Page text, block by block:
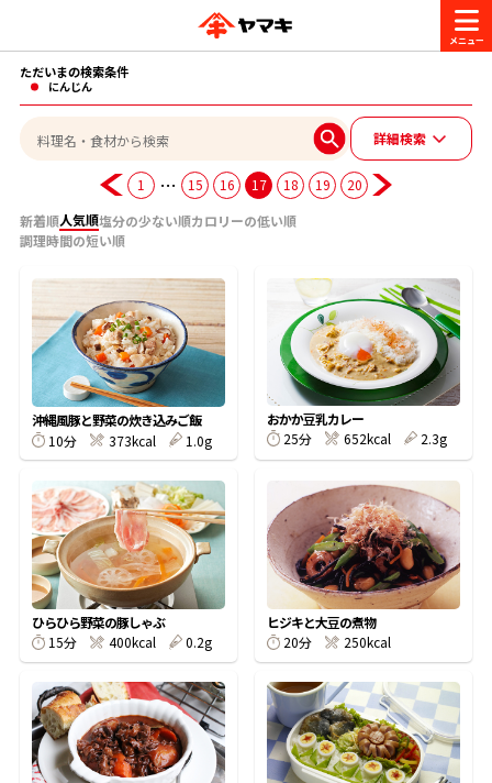
商品情報
ブランド一覧
ヤマキ『めんつゆ』 ヤマキ 割烹白だし
旨さ、別格。だし屋の鍋 韓福善シリーズ
レシピ
おいしいレシピを探す
おいしいレシピトップ
主食レシピ
主菜レシピ
汁物レシピ
時短レシピ
おいしいレシピを商品から探す
かつお節レシピ
かつお節・だしを楽しむ
かつお節・だしを知る
だしの取り方
かつお節の削り方
かつお節・だしをもっと知る
ヤマキ かつお節プラス®
かつお節・だしを楽しむ
だしコミュ
CM・キャンペーン
キャンペーン一覧
企業・採用情報
企業情報
- 百年対話
- ヤマキ かつお節プラス®
採用情報
- ジョブリターン制
お問い合わせ
ヤマキお客様相談室
オンラインショップ
コミュニティサイト
Global
ただいまの検索条件
にんじん
詳細検索
1 … 15 16 17 18 19
20
新着順人気順塩分の少ない順カロリーの低い順
調理時間の短い順
沖縄風豚と野菜の炊き込みご飯
10分
373kcal 1.0g
おかか豆乳カレー
25分
652kcal 2.3g
ひらひら野菜の豚しゃぶ
15分
400kcal 0.2g
ヒジキと大豆の煮物
20分
250kcal